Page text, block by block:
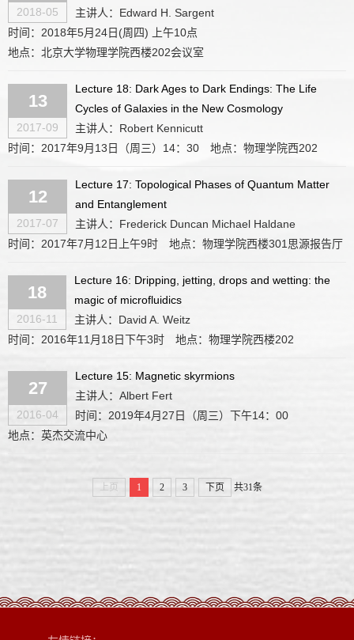
2018-05
主讲人：Edward H. Sargent
时间：2018年5月24日(周四) 上午10点
地点：北京大学物理学院西楼202会议室
13
2017-09
Lecture 18: Dark Ages to Dark Endings: The Life
Cycles of Galaxies in the New Cosmology
主讲人：Robert Kennicutt
时间：2017年9月13日（周三）14：30
地点：物理学院西202
12
2017-07
Lecture 17: Topological Phases of Quantum Matter
and Entanglement
主讲人：Frederick Duncan Michael Haldane
时间：2017年7月12日上午9时
地点：物理学院西楼301思源报告厅
18
2016-11
Lecture 16: Dripping, jetting, drops and wetting: the
magic of microfluidics
主讲人：David A. Weitz
时间：2016年11月18日下午3时
地点：物理学院西楼202
27
2016-04
Lecture 15: Magnetic skyrmions
主讲人：Albert Fert
时间：2019年4月27日（周三）下午14：00
地点：英杰交流中心
上页 1 2 3 下页 共31条